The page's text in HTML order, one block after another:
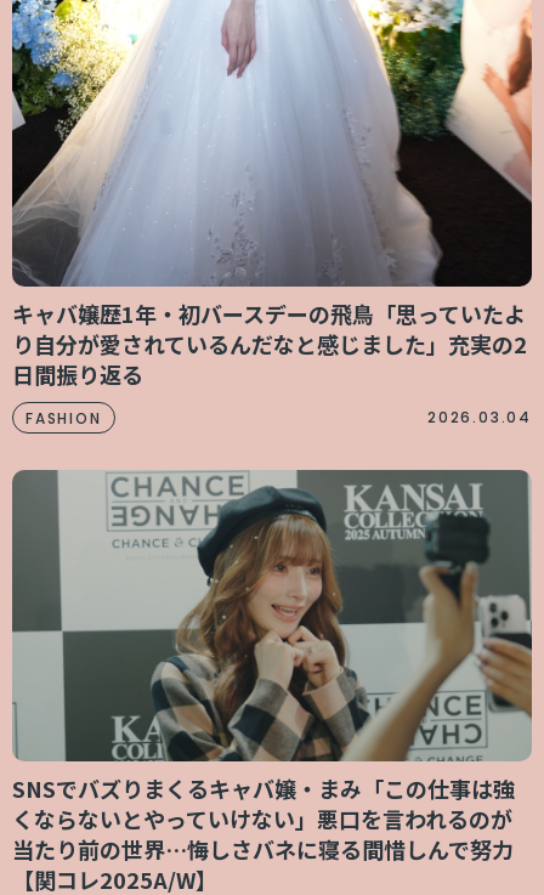
キャバ嬢歴1年・初バースデーの飛鳥「思っていたよ
り自分が愛されているんだなと感じました」充実の2
日間振り返る
FASHION 2026.03.04
SNSでバズりまくるキャバ嬢・まみ「この仕事は強
くならないとやっていけない」悪口を言われるのが
当たり前の世界…悔しさバネに寝る間惜しんで努力
【関コレ2025A/W】